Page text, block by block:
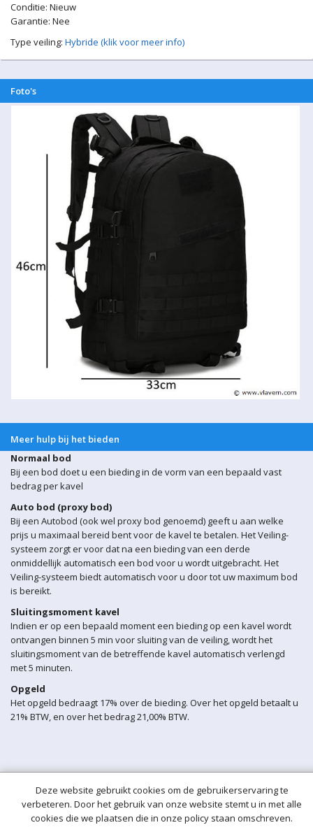
Conditie: Nieuw
Garantie: Nee
Type veiling: Hybride (klik voor meer info)
Foto's
Meer hulp bij het bieden
Normaal bod
Bij een bod doet u een bieding in de vorm van een bepaald vast
bedrag per kavel
Auto bod (proxy bod)
Bij een Autobod (ook wel proxy bod genoemd) geeft u aan welke
prijs u maximaal bereid bent voor de kavel te betalen. Het Veiling-
systeem zorgt er voor dat na een bieding van een derde
onmiddellijk automatisch een bod voor u wordt uitgebracht. Het
Veiling-systeem biedt automatisch voor u door tot uw maximum bod
is bereikt.
Sluitingsmoment kavel
Indien er op een bepaald moment een bieding op een kavel wordt
ontvangen binnen 5 min voor sluiting van de veiling, wordt het
sluitingsmoment van de betreffende kavel automatisch verlengd
met 5 minuten.
Opgeld
Het opgeld bedraagt 17% over de bieding. Over het opgeld betaalt u
21% BTW, en over het bedrag 21,00% BTW.
Deze website gebruikt cookies om de gebruikerservaring te
verbeteren. Door het gebruik van onze website stemt u in met alle
cookies die we plaatsen die in onze policy staan omschreven.